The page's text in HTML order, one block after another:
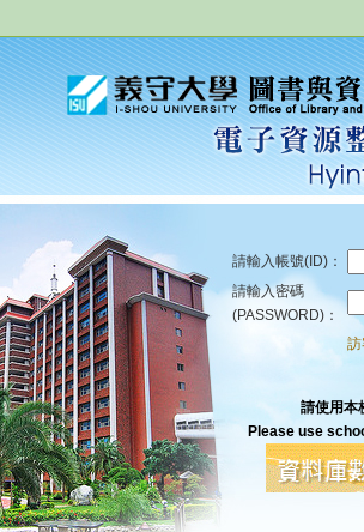
請輸入帳號(ID)：
請輸入密碼
(PASSWORD)：
請使用本
Please use